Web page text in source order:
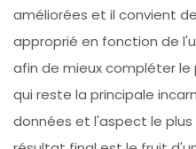
améliorées et il convient
approprié en fonction de
afin de mieux compléter
qui reste la principale
données et l'aspect le plus